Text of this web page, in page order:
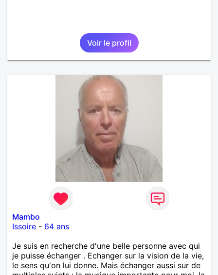
Voir le profil
Mambo
Issoire - 64 ans
Je suis en recherche d'une belle personne avec qui
je puisse échanger . Echanger sur la vision de la vie,
le sens qu'on lui donne. Mais échanger aussi sur de